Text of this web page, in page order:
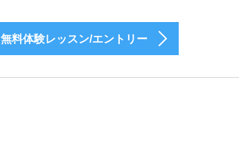
無料体験レッスン/エントリー